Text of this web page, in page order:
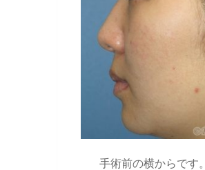
手術前の横からです。